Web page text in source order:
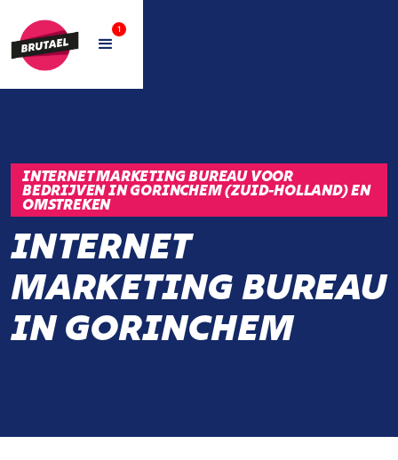
1
INTERNET MARKETING BUREAU VOOR
BEDRIJVEN IN GORINCHEM (ZUID-HOLLAND) EN
OMSTREKEN
INTERNET
MARKETING BUREAU
IN GORINCHEM